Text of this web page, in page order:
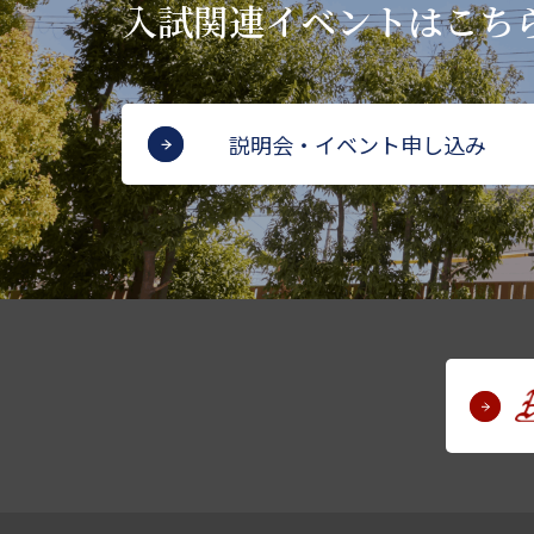
入試関連イベントはこち
説明会・イベント申し込み